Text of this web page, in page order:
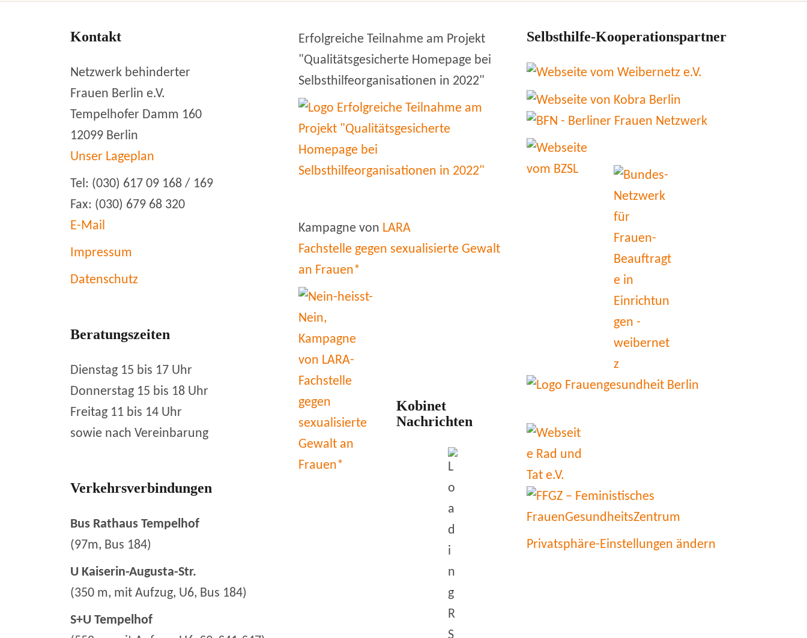
Kontakt
Netzwerk behinderter
Frauen Berlin e.V.
Tempelhofer Damm 160
12099 Berlin
Unser Lageplan
Tel: (030) 617 09 168 / 169
Fax: (030) 679 68 320
E-Mail
Impressum
Datenschutz
Beratungszeiten
Dienstag 15 bis 17 Uhr
Donnerstag 15 bis 18 Uhr
Freitag 11 bis 14 Uhr
sowie nach Vereinbarung
Verkehrsverbindungen
Bus Rathaus Tempelhof
(97m, Bus 184)
U Kaiserin-Augusta-Str.
(350 m, mit Aufzug, U6, Bus 184)
S+U Tempelhof
Erfolgreiche Teilnahme am Projekt
"Qualitätsgesicherte Homepage bei
Selbsthilfeorganisationen in 2022"
Kampagne von LARA
Fachstelle gegen sexualisierte Gewalt
an Frauen*
Kobinet
Nachrichten
Selbsthilfe-Kooperationspartner
Privatsphäre-Einstellungen ändern